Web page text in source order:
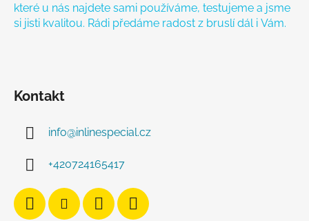
které u nás najdete sami používáme, testujeme a jsme
si jisti kvalitou. Rádi předáme radost z bruslí dál i Vám.
Kontakt
info@inlinespecial.cz
+420724165417